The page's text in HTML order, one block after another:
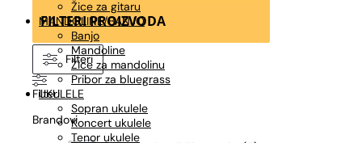
Žice za gitaru
MANDOLINE/BANJO
Banjo
Mandoline
Žice za mandolinu
Pribor za bluegrass
UKULELE
Sopran ukulele
Koncert ukulele
Tenor ukulele
FILTERI PROIZVODA
Filteri
Filteri
Brandovi